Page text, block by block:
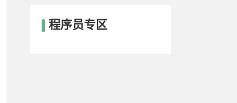
程序员专区